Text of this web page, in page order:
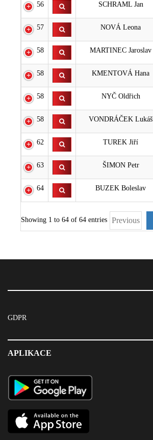
56 SCHRAML Jan
57 NOVÁ Leona
58 MARTINEC Jaroslav
58 KMENTOVÁ Hana
58 NYČ Oldřich
58 VONDRÁČEK Lukáš
62 TUREK Jiří
63 ŠIMON Petr
64 BUZEK Boleslav
Showing 1 to 64 of 64 entries Previous
GDPR
APLIKACE